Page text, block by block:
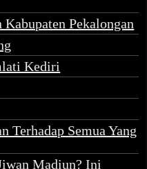
Pekalongan
Kediri
Terhadap Semua Yang
Madiun? Ini